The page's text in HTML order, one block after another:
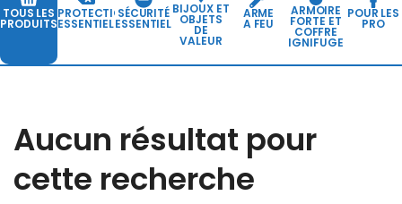
TOUS LES
PRODUITS
PROTECTION
ESSENTIELLE
SÉCURITÉ
ESSENTIELLE
BIJOUX ET
OBJETS
DE
VALEUR
ARME
A FEU
ARMOIRE
FORTE ET
COFFRE
IGNIFUGE
POUR LES
PRO
Aucun résultat pour
cette recherche